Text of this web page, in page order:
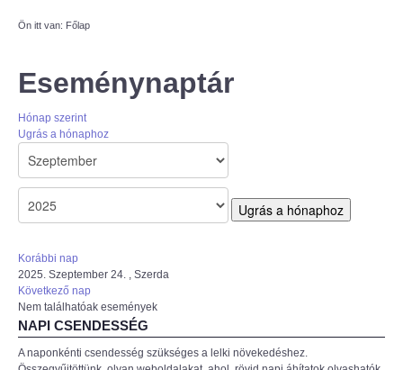
SZERETETSZOLGÁLAT
ISKOLAGYÜMÖLCS PÁLYÁZAT
"KŐRÖSTETÉTLENI ÚJ TORNATEREM
ÉPÍTÉSE" PÁLYÁZAT
Ön itt van: Főlap
Eseménynaptár
Hónap szerint
Ugrás a hónaphoz
Ugrás a hónaphoz
Korábbi nap
2025. Szeptember 24. , Szerda
Következő nap
Nem találhatóak események
NAPI CSENDESSÉG
A naponkénti csendesség szükséges a lelki növekedéshez.